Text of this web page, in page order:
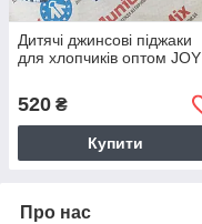
Дитячі джинсові піджаки
для хлопчиків оптом JOY
520 ₴
Купити
Про нас